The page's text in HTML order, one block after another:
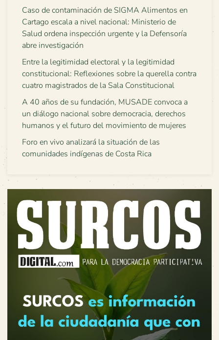
Caso de contaminación de SIGMA Alimentos en
Cartago escala a nivel nacional: Ministerio de
Salud ordena inspección urgente y la Defensoría
abre investigación
Entre la legitimidad electoral y la legitimidad
constitucional: Reflexiones sobre la querella contra
cuatro magistrados de la Sala Constitucional
A 40 años de su fundación, MUSADE convoca a
un diálogo nacional sobre democracia, derechos
humanos y el futuro del movimiento de mujeres
Foro en vivo analizará la situación de las
comunidades indígenas de Costa Rica